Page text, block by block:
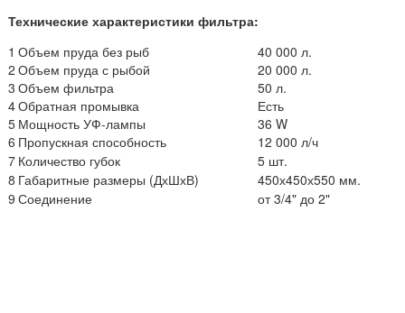
Технические характеристики фильтра:
1 Объем пруда без рыб
40 000 л.
2 Объем пруда с рыбой
20 000 л.
3 Объем фильтра
50 л.
4Обратная промывка
Есть
5 Мощность УФ-лампы
36 W
6 Пропускная способность
12 000 л/ч
7 Количество губок
5 шт.
8 Габаритные размеры (ДхШхВ)
450х450х550 мм.
9 Соединение от 3/4" до 2"